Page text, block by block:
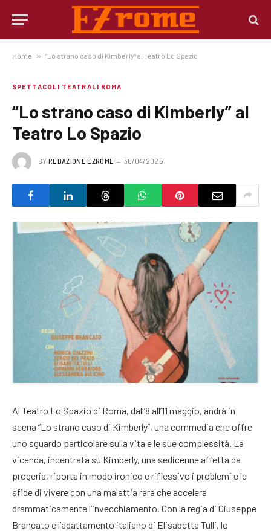
Home » “Lo strano caso di Kimberly” al Teatro Lo Spazio
SPETTACOLI TEATRALI ROMA
“Lo strano caso di Kimberly” al
Teatro Lo Spazio
BY REDAZIONE EZROME 30/04/2025
Al Teatro Lo Spazio di Roma, dall’8 all’11 maggio, andrà in
scena “Lo strano caso di Kimberly”, una commedia che offre
uno sguardo particolare sulla vita e le sue complessità. La
vicenda, incentrata su Kimberly, una sedicenne affetta da
progeria, riporta in modo ironico e riflessivo i problemi e le
sfide di vivere con una malattia rara che accelera
drammaticamente l’invecchiamento. Con la regia di Giuseppe
Brancato e l’adattamento italiano di Elisabetta Tulli, lo